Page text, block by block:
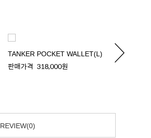
TANKER POCKET WALLET(L)
판매가격 318,000원
REVIEW(0)